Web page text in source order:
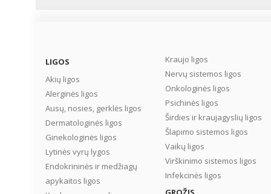
LIGOS
Akių ligos
Alerginės ligos
Ausų, nosies, gerklės ligos
Dermatologinės ligos
Ginekologinės ligos
Lytinės vyrų lygos
Endokrininės ir medžiagų
apykaitos ligos
Kraujo ligos
Nervų sistemos ligos
Onkologinės ligos
Psichinės ligos
Širdies ir kraujagyslių ligos
Šlapimo sistemos ligos
Vaikų ligos
Virškinimo sistemos ligos
Infekcinės ligos